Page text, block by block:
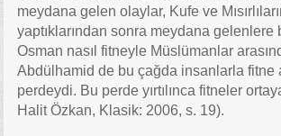
meydana gelen olaylar, Kufe ve
yaptıklarından sonra meydana gelenlere
Osman nasıl fitneyle Müslümanlar
Abdülhamid de bu çağda insanlarla fitne
perdeydi. Bu perde yırtılınca fitneler
Halit Özkan, Klasik: 2006, s. 19).